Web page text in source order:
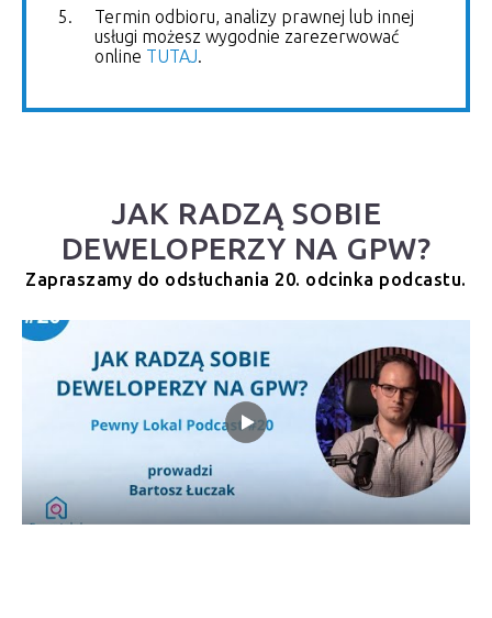
Termin odbioru, analizy prawnej lub innej
usługi możesz wygodnie zarezerwować
online TUTAJ
JAK RADZĄ SOBIE
DEWELOPERZY NA GPW?
Zapraszamy do odsłuchania 20. odcinka podcastu.